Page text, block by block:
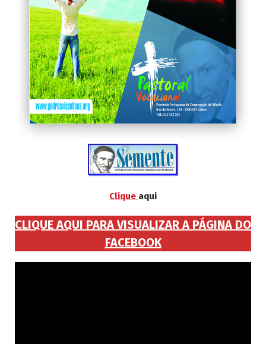
Clique aqui
CLIQUE AQUI PARA VISUALIZAR A PÁGINA DO
FACEBOOK